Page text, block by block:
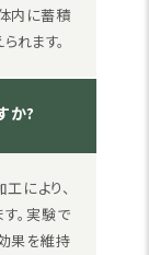
内に蓄積
れます。
か?
により、
。実験で
果を維持